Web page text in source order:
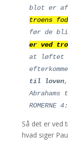
blot er af
troens
før de
er ved
at løftet
til loven,
Så det er ved
hvad siger